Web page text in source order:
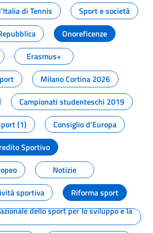
di Tennis
Sport e società
Onoreficenze
Erasmus+
Milano Cortina 2026
Campionati studenteschi 2019
(1)
Consiglio d'Europa
Sportivo
Notizie
sportiva
Riforma sport
dello sport per lo sviluppo e la